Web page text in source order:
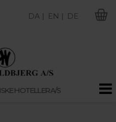
HOTELLER A/S
DA | EN | DE